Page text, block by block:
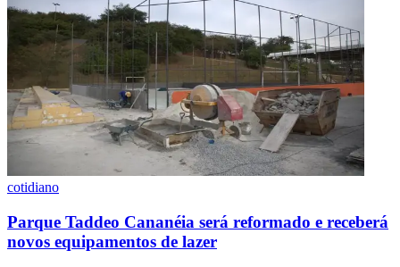
cotidiano
Parque Taddeo Cananéia será reformado e receberá
novos equipamentos de lazer